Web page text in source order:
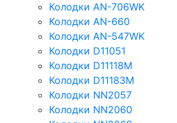
Колодки AN-706WK
Колодки AN-660
Колодки AN-547WK
Колодки D11051
Колодки D11118M
Колодки D11183M
Колодки NN2057
Колодки NN2060